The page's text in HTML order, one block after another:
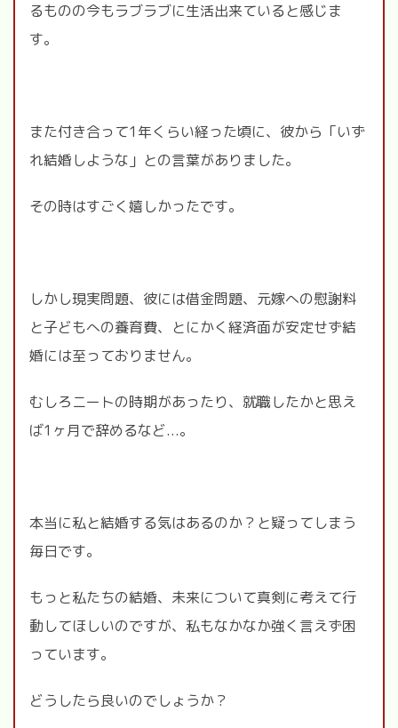
るものの今もラブラブに生活出来ていると感じま
す。
また付き合って1 年くらい経った頃に、彼から「いず
れ結婚しような」との言葉がありました。
その時はすごく嬉しかったです。
しかし現実問題、彼には借金問題、元嫁への慰謝料
と子どもへの養育費、とにかく経済面が安定せず結
婚には至っておりません。
むしろニートの時期があったり、就職したかと思え
ば1 ヶ月で辞めるなど...。
本当に私と結婚する気はあるのか？と疑ってしまう
毎日です。
もっと私たちの結婚、未来について真剣に考えて行
動してほしいのですが、私もなかなか強く言えず困
っています。
どうしたら良いのでしょうか？